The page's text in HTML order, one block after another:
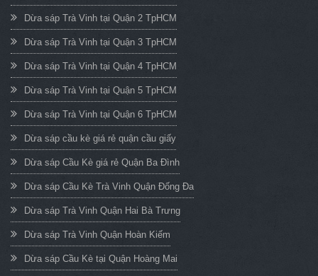
Dừa sáp Trà Vinh tại Quận 2 TpHCM
Dừa sáp Trà Vinh tại Quận 3 TpHCM
Dừa sáp Trà Vinh tại Quận 4 TpHCM
Dừa sáp Trà Vinh tại Quận 5 TpHCM
Dừa sáp Trà Vinh tại Quận 6 TpHCM
Dừa sáp cầu kè giá rẻ quận cầu giấy
Dừa sáp Cầu Kè giá rẻ Quận Ba Đình
Dừa sáp Cầu Kè Trà Vinh Quận Đống Đa
Dừa sáp Trà Vinh Quận Hai Bà Trưng
Dừa sáp Trà Vinh Quận Hoàn Kiếm
Dừa sáp Cầu Kè tại Quận Hoàng Mai